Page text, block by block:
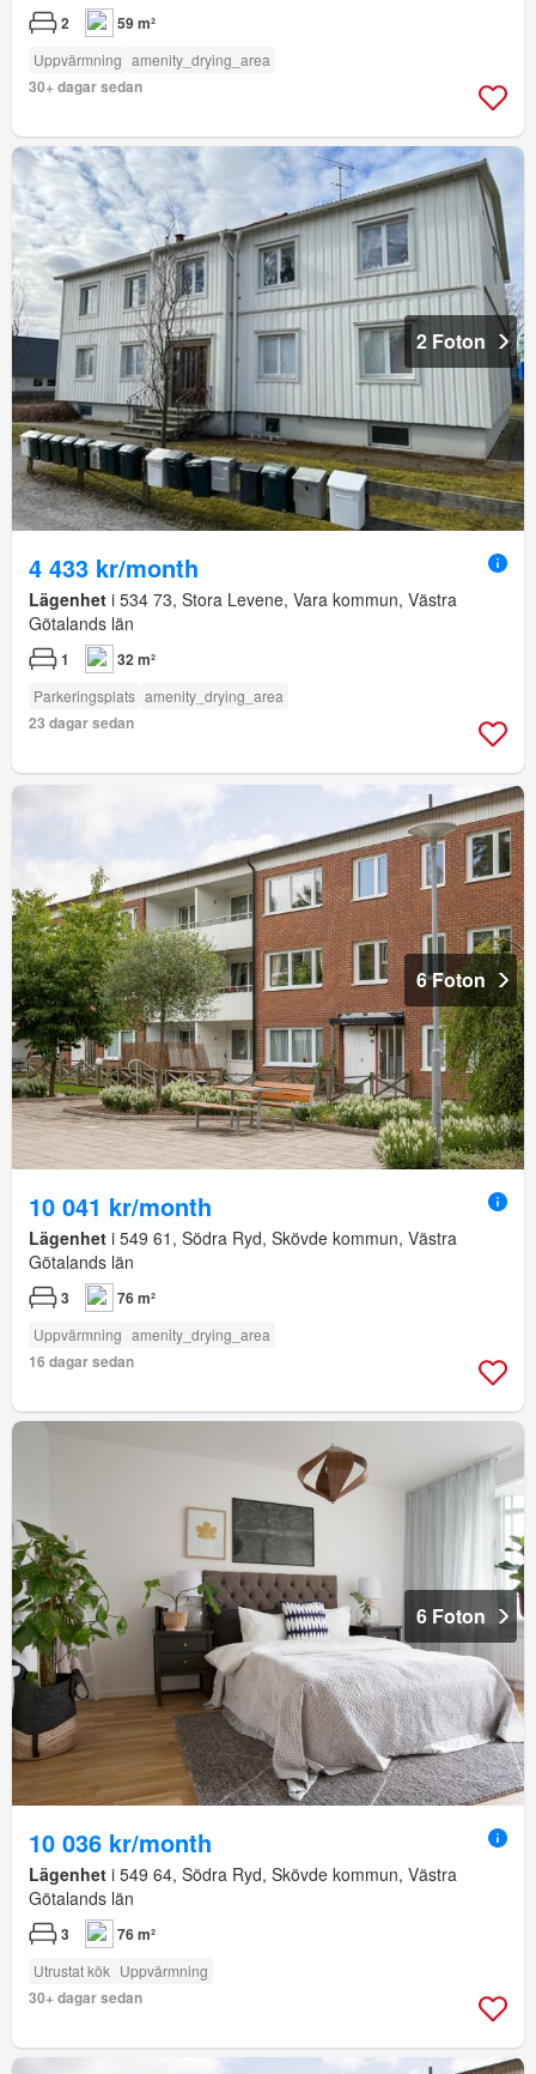
2 59 m²
Uppvärmning amenity_drying_area
30+ dagar sedan
2 Foton
4 433 kr/month
Lägenhet i 534 73, Stora Levene, Vara kommun, Västra
Götalands län
1 32 m²
Parkeringsplats amenity_drying_area
23 dagar sedan
6 Foton
10 041 kr/month
Lägenhet i 549 61, Södra Ryd, Skövde kommun, Västra
Götalands län
3 76 m²
Uppvärmning amenity_drying_area
16 dagar sedan
6 Foton
10 036 kr/month
Lägenhet i 549 64, Södra Ryd, Skövde kommun, Västra
Götalands län
3 76 m²
Utrustat kök Uppvärmning
30+ dagar sedan